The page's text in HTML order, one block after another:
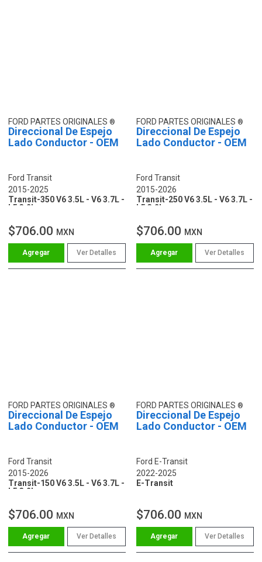
FORD PARTES ORIGINALES
Direccional De Espejo
Lado Conductor - OEM
Ford Transit
2015-2025
Transit-350 V6 3.5L - V6 3.7L -
L5 3.2L
$706.00 MXN
Ver Detalles
FORD PARTES ORIGINALES
Direccional De Espejo
Lado Conductor - OEM
Ford Transit
2015-2026
Transit-250 V6 3.5L - V6 3.7L -
L5 3.2L
$706.00 MXN
Ver Detalles
FORD PARTES ORIGINALES
Direccional De Espejo
Lado Conductor - OEM
Ford Transit
2015-2026
Transit-150 V6 3.5L - V6 3.7L -
L5 3.2L
$706.00 MXN
Ver Detalles
FORD PARTES ORIGINALES
Direccional De Espejo
Lado Conductor - OEM
Ford E-Transit
2022-2025
E-Transit
$706.00 MXN
Ver Detalles